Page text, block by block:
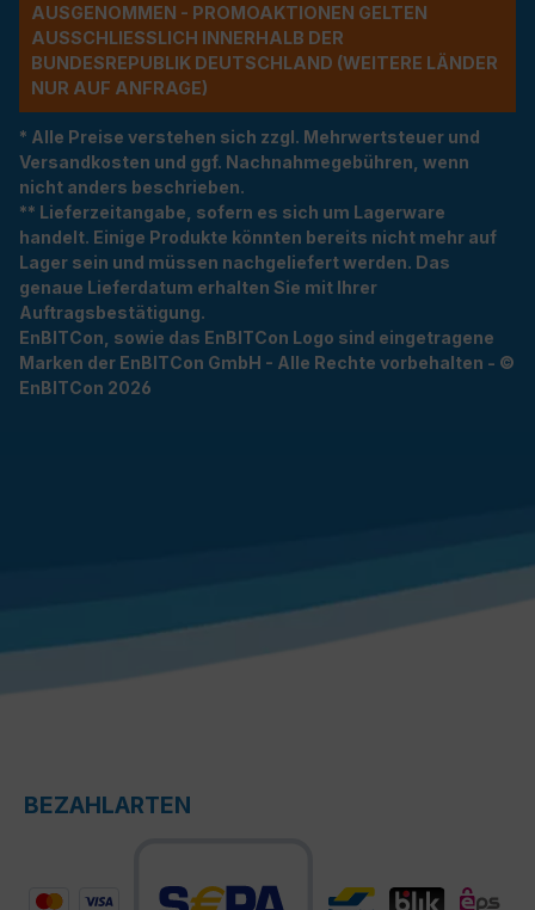
USGENOMMEN - PROMOAKTIONEN GELTEN A
USSCHLIESSLICH INNERHALB DER BU
NDESREPUBLIK DEUTSCHLAND (WEITERE LÄNDER NU
R AUF ANFRAGE)
* Alle Preise verstehen sich zzgl. Mehrwertsteuer und
Versandkosten und ggf. Nachnahmegebühren, wenn
nicht anders beschrieben.
** Lieferzeitangabe, sofern es sich um Lagerware
handelt. Einige Produkte könnten bereits nicht mehr auf
Lager sein und müssen nachgeliefert werden. Das
genaue Lieferdatum erhalten Sie mit Ihrer
Auftragsbestätigung.
EnBITCon, sowie das EnBITCon Logo sind eingetragene
Marken der EnBITCon GmbH - Alle Rechte vorbehalten - ©
EnBITCon 2026
BEZAHLARTEN